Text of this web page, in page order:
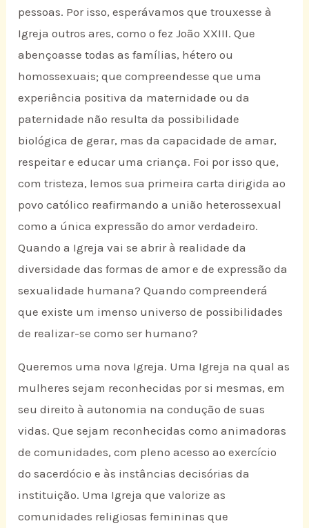
pessoas. Por isso, esperávamos que trouxesse à
Igreja outros ares, como o fez João XXIII. Que
abençoasse todas as famílias, hétero ou
homossexuais; que compreendesse que uma
experiência positiva da maternidade ou da
paternidade não resulta da possibilidade
biológica de gerar, mas da capacidade de amar,
respeitar e educar uma criança. Foi por isso que,
com tristeza, lemos sua primeira carta dirigida ao
povo católico reafirmando a união heterossexual
como a única expressão do amor verdadeiro.
Quando a Igreja vai se abrir à realidade da
diversidade das formas de amor e de expressão da
sexualidade humana? Quando compreenderá
que existe um imenso universo de possibilidades
de realizar-se como ser humano?
Queremos uma nova Igreja. Uma Igreja na qual as
mulheres sejam reconhecidas por si mesmas, em
seu direito à autonomia na condução de suas
vidas. Que sejam reconhecidas como animadoras
de comunidades, com pleno acesso ao exercício
do sacerdócio e às instâncias decisórias da
instituição. Uma Igreja que valorize as
comunidades religiosas femininas que